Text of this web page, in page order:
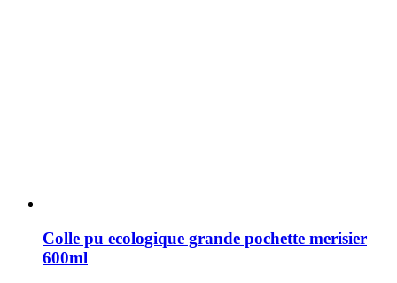
Colle pu ecologique grande pochette merisier
600ml